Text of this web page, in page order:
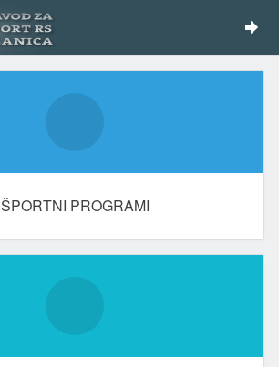
ŠPORTNI PROGRAMI